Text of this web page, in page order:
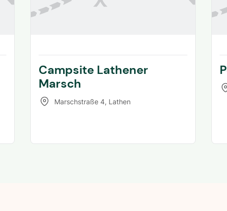
Campsite Lathener
Marsch
Marschstraße 4, Lathen